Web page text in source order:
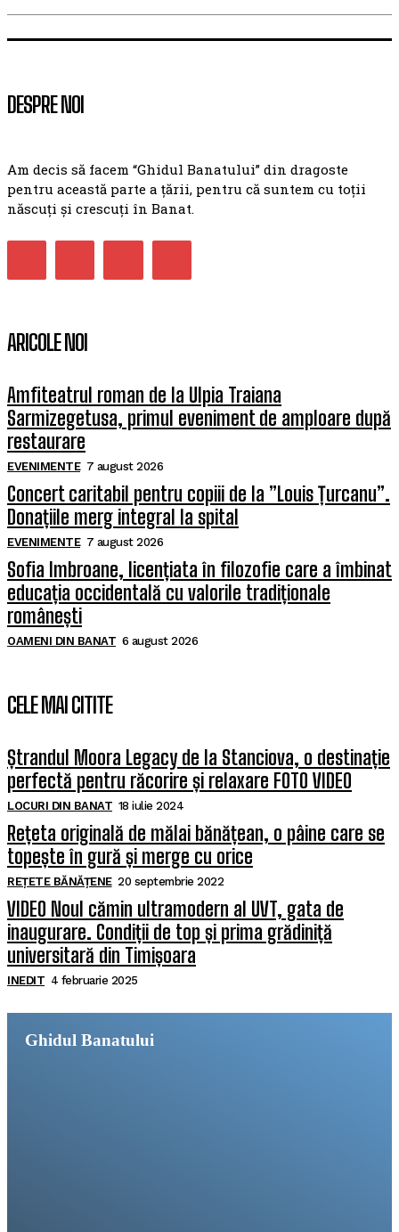
DESPRE NOI
Am decis să facem “Ghidul Banatului” din dragoste
pentru această parte a țării, pentru că suntem cu toții
născuți și crescuți în Banat.
ARICOLE NOI
Amfiteatrul roman de la Ulpia Traiana
Sarmizegetusa, primul eveniment de amploare după
restaurare
EVENIMENTE 7 august 2026
Concert caritabil pentru copiii de la ”Louis Țurcanu”.
Donațiile merg integral la spital
EVENIMENTE 7 august 2026
Sofia Imbroane, licențiata în filozofie care a îmbinat
educația occidentală cu valorile tradiționale
românești
OAMENI DIN BANAT 6 august 2026
CELE MAI CITITE
Ștrandul Moora Legacy de la Stanciova, o destinație
perfectă pentru răcorire și relaxare FOTO VIDEO
LOCURI DIN BANAT 18 iulie 2024
Rețeta originală de mălai bănățean, o pâine care se
topește în gură și merge cu orice
REȚETE BĂNĂȚENE 20 septembrie 2022
VIDEO Noul cămin ultramodern al UVT, gata de
inaugurare. Condiții de top și prima grădiniță
universitară din Timișoara
INEDIT 4 februarie 2025
Ghidul Banatului